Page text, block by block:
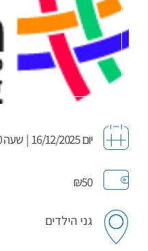
יום 16/12/2025 | שעה 00:00 - 00:00
₪50
גני הילדים